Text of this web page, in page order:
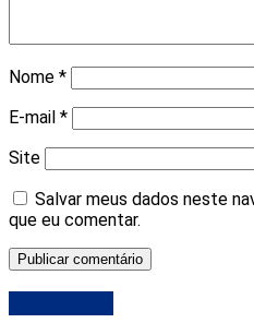
Nome *
E-mail *
Site
Salvar meus dados neste
que eu comentar.